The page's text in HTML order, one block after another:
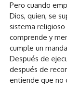
Pero cuando
Dios, quien, se
sistema religioso
comprende y
cumple un
Después de
después de
entiende que no